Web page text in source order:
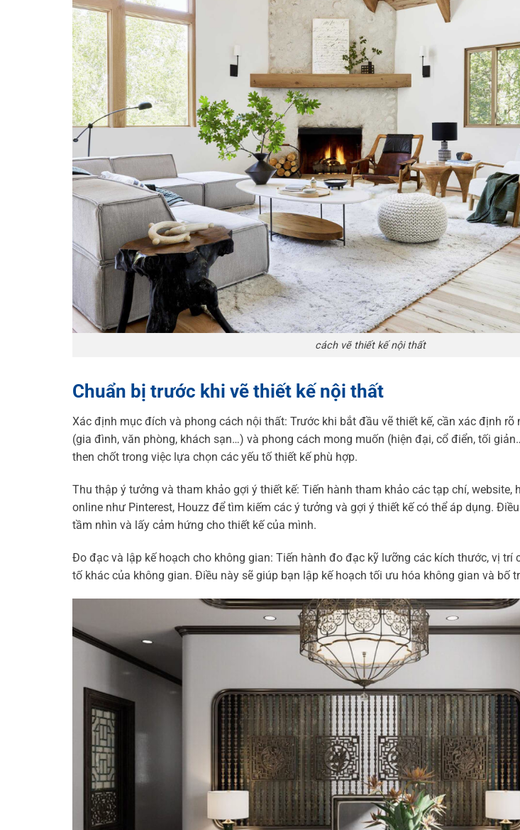
cách vẽ thiết kế nội thất
Chuẩn bị trước khi vẽ thiết kế nội thất
Xác định mục đích và phong cách nội thất: Trước khi bắt đầu vẽ thiết kế, cần xác định
(gia đình, văn phòng, khách sạn…) và phong cách mong muốn (hiện đại, cổ điển, tối
then chốt trong việc lựa chọn các yếu tố thiết kế phù hợp.
Thu thập ý tưởng và tham khảo gợi ý thiết kế: Tiến hành tham khảo các tạp chí, website,
online như Pinterest, Houzz để tìm kiếm các ý tưởng và gợi ý thiết kế có thể áp dụng.
tầm nhìn và lấy cảm hứng cho thiết kế của mình.
Đo đạc và lập kế hoạch cho không gian: Tiến hành đo đạc kỹ lưỡng các kích thước, vị trí
tố khác của không gian. Điều này sẽ giúp bạn lập kế hoạch tối ưu hóa không gian và bố